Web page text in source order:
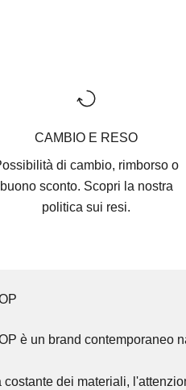
CAMBIO E RESO
di cambio, rimborso o
buono sconto. Scopri la nostra
politica sui resi.
è un brand contemporaneo
costante dei materiali,